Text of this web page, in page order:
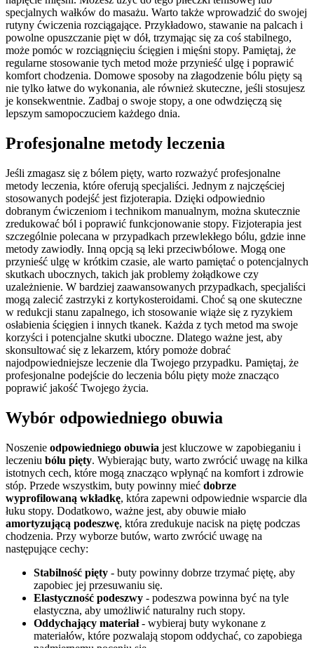
specjalnych wałków do masażu. Warto także wprowadzić do swojej
rutyny ćwiczenia rozciągające. Przykładowo, stawanie na palcach i
powolne opuszczanie pięt w dół, trzymając się za coś stabilnego,
może pomóc w rozciągnięciu ścięgien i mięśni stopy. Pamiętaj, że
regularne stosowanie tych metod może przynieść ulgę i poprawić
komfort chodzenia. Domowe sposoby na złagodzenie bólu pięty są
nie tylko łatwe do wykonania, ale również skuteczne, jeśli stosujesz
je konsekwentnie. Zadbaj o swoje stopy, a one odwdzięczą się
lepszym samopoczuciem każdego dnia.
Profesjonalne metody leczenia
Jeśli zmagasz się z bólem pięty, warto rozważyć profesjonalne
metody leczenia, które oferują specjaliści. Jednym z najczęściej
stosowanych podejść jest fizjoterapia. Dzięki odpowiednio
dobranym ćwiczeniom i technikom manualnym, można skutecznie
zredukować ból i poprawić funkcjonowanie stopy. Fizjoterapia jest
szczególnie polecana w przypadkach przewlekłego bólu, gdzie inne
metody zawiodły. Inną opcją są leki przeciwbólowe. Mogą one
przynieść ulgę w krótkim czasie, ale warto pamiętać o potencjalnych
skutkach ubocznych, takich jak problemy żołądkowe czy
uzależnienie. W bardziej zaawansowanych przypadkach, specjaliści
mogą zalecić zastrzyki z kortykosteroidami. Choć są one skuteczne
w redukcji stanu zapalnego, ich stosowanie wiąże się z ryzykiem
osłabienia ścięgien i innych tkanek. Każda z tych metod ma swoje
korzyści i potencjalne skutki uboczne. Dlatego ważne jest, aby
skonsultować się z lekarzem, który pomoże dobrać
najodpowiedniejsze leczenie dla Twojego przypadku. Pamiętaj, że
profesjonalne podejście do leczenia bólu pięty może znacząco
poprawić jakość Twojego życia.
Wybór odpowiedniego obuwia
Noszenie odpowiedniego obuwia jest kluczowe w zapobieganiu i
leczeniu bólu pięty. Wybierając buty, warto zwrócić uwagę na kilka
istotnych cech, które mogą znacząco wpłynąć na komfort i zdrowie
stóp. Przede wszystkim, buty powinny mieć dobrze
wyprofilowaną wkładkę, która zapewni odpowiednie wsparcie dla
łuku stopy. Dodatkowo, ważne jest, aby obuwie miało
amortyzującą podeszwę, która zredukuje nacisk na piętę podczas
chodzenia. Przy wyborze butów, warto zwrócić uwagę na
następujące cechy:
Stabilność pięty - buty powinny dobrze trzymać piętę, aby
zapobiec jej przesuwaniu się.
Elastyczność podeszwy - podeszwa powinna być na tyle
elastyczna, aby umożliwić naturalny ruch stopy.
Oddychający materiał- wybieraj buty wykonane z
materiałów, które pozwalają stopom oddychać, co zapobiega